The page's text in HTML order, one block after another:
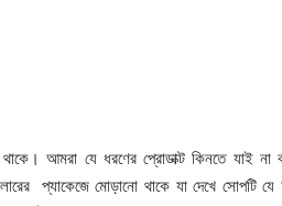
আমরা যে ধরণের প্রোডাক্ট কিনতে যাই
প্যাকেজে মোড়ানো থাকে যা দেখে সোপটি